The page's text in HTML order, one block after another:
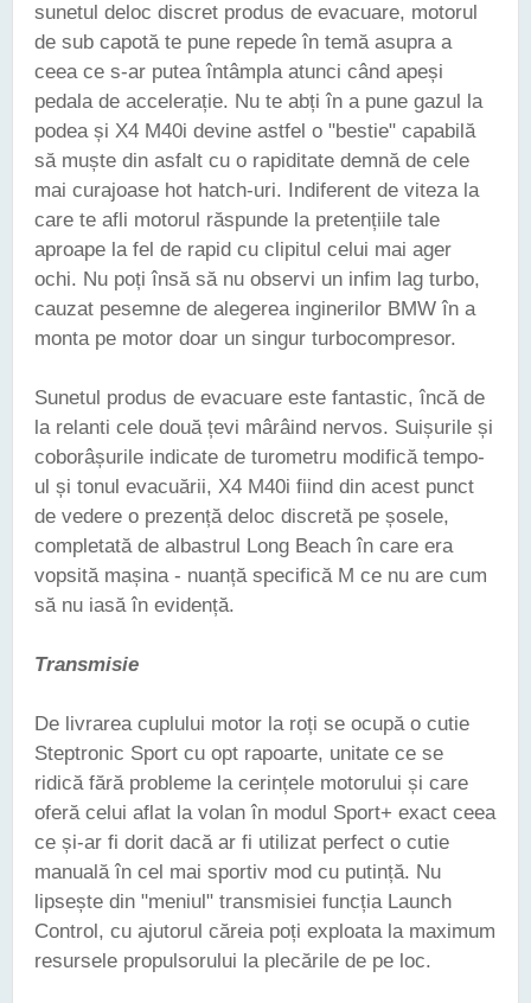
sunetul deloc discret produs de evacuare, motorul
de sub capotă te pune repede în temă asupra a
ceea ce s-ar putea întâmpla atunci când apeși
pedala de accelerație. Nu te abți în a pune gazul la
podea și X4 M40i devine astfel o "bestie" capabilă
să muște din asfalt cu o rapiditate demnă de cele
mai curajoase hot hatch-uri. Indiferent de viteza la
care te afli motorul răspunde la pretențiile tale
aproape la fel de rapid cu clipitul celui mai ager
ochi. Nu poți însă să nu observi un infim lag turbo,
cauzat pesemne de alegerea inginerilor BMW în a
monta pe motor doar un singur turbocompresor.
Sunetul produs de evacuare este fantastic, încă de
la relanti cele două țevi mârâind nervos. Suișurile și
coborâșurile indicate de turometru modifică tempo-
ul și tonul evacuării, X4 M40i fiind din acest punct
de vedere o prezență deloc discretă pe șosele,
completată de albastrul Long Beach în care era
vopsită mașina - nuanță specifică M ce nu are cum
să nu iasă în evidență.
Transmisie
De livrarea cuplului motor la roți se ocupă o cutie
Steptronic Sport cu opt rapoarte, unitate ce se
ridică fără probleme la cerințele motorului și care
oferă celui aflat la volan în modul Sport+ exact ceea
ce și-ar fi dorit dacă ar fi utilizat perfect o cutie
manuală în cel mai sportiv mod cu putință. Nu
lipsește din "meniul" transmisiei funcția Launch
Control, cu ajutorul căreia poți exploata la maximum
resursele propulsorului la plecările de pe loc.